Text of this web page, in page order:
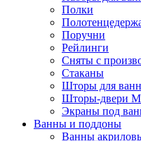
Полки
Поручни
Рейлинги
Сняты с
Стаканы
Шторы для
Шторы-двери
Экраны под
Ванны и поддоны
Ванны